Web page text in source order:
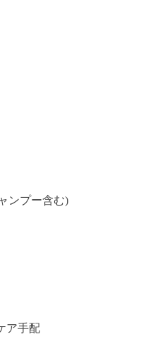
ンプー含む)
ア手配